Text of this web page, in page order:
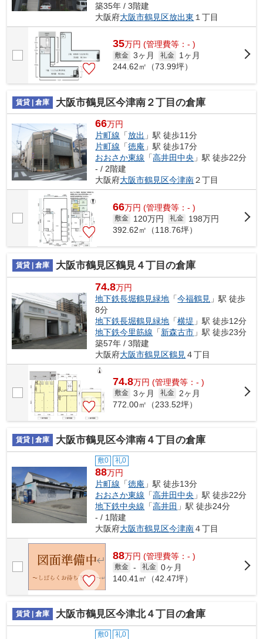
築35年 / 3階建
大阪府大阪市鶴見区放出東 １丁目
35万円 (管理費等：- )
敷金 3ヶ月 礼金
1ヶ月
244.62㎡（73.99坪）
賃貸 | 倉庫 大阪市鶴見区今津南２丁目の倉庫
66万円
片町線 「放出 」駅 徒歩11分
片町線 「徳庵 」駅 徒歩17分
おおさか東線 「高井田中央 」駅 徒歩22分
- / 2階建
大阪府大阪市鶴見区今津南２丁目
66万円 (管理費等：- )
敷金 120万円 礼金
198万円
392.62㎡（118.76坪）
賃貸 | 倉庫 大阪市鶴見区鶴見４丁目の倉庫
74.8万円
地下鉄長堀鶴見緑地 「今福鶴見 」駅 徒歩
8分
地下鉄長堀鶴見緑地 「横堤 」駅 徒歩12分
地下鉄今里筋線 「新森古市 」駅 徒歩23分
築57年 / 3階建
大阪府大阪市鶴見区鶴見４丁目
74.8万円 (管理費等：- )
敷金 3ヶ月 礼金
2ヶ月
772.00㎡（233.52坪）
賃貸 | 倉庫 大阪市鶴見区今津南４丁目の倉庫
敷0 礼0
88万円
片町線 「徳庵 」駅 徒歩13分
おおさか東線 「高井田中央 」駅 徒歩22分
地下鉄中央線 「高井田 」駅 徒歩24分
- / 1階建
大阪府大阪市鶴見区今津南４丁目
88万円 (管理費等：- )
敷金 - 礼金 0ヶ月
140.41㎡（42.47坪）
賃貸 | 倉庫 大阪市鶴見区今津北４丁目の倉庫
敷0 礼0